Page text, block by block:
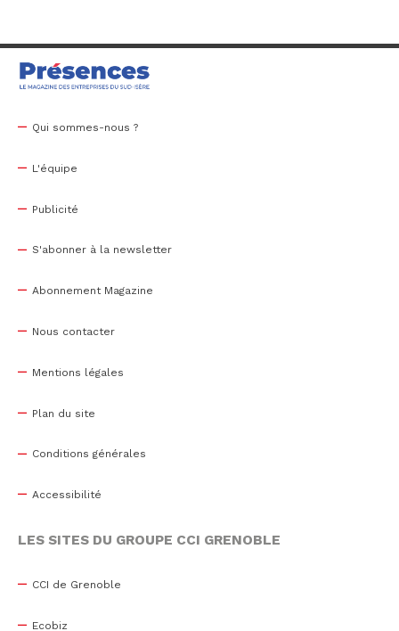
Qui sommes-nous ?
L'équipe
Publicité
S'abonner à la newsletter
Abonnement Magazine
Nous contacter
Mentions légales
Plan du site
Conditions générales
Accessibilité
LES SITES DU GROUPE CCI GRENOBLE
CCI de Grenoble
Ecobiz